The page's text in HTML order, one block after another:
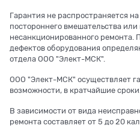
Гарантия не распространяется
постороннего вмешательства
несанкционированного ремонта.
дефектов оборудования
отдела ООО "Элект-МСК".
ООО "Элект-МСК" осуществляет
возможности, в кратчайшие сроки.
В зависимости от вида
ремонта составляет от 5 до 20